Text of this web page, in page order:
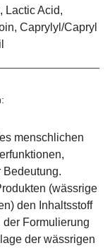
Lactic Acid,
Caprylyl/Capryl
menschlichen
Bedeutung.
(wässrige
den Inhaltsstoff
der Formulierung
der wässrigen